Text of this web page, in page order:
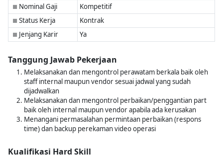
■ Nominal Gaji Kompetitif
■ Status Kerja Kontrak
■ Jenjang Karir Ya
Tanggung Jawab Pekerjaan
Melaksanakan dan mengontrol perawatam berkala baik oleh
staff internal maupun vendor sesuai jadwal yang sudah
dijadwalkan
Melaksanakan dan mengontrol perbaikan/penggantian part
baik oleh internal maupun vendor apabila ada kerusakan
Menangani permasalahan permintaan perbaikan (respons
time) dan backup perekaman video operasi
Kualifikasi Hard Skill